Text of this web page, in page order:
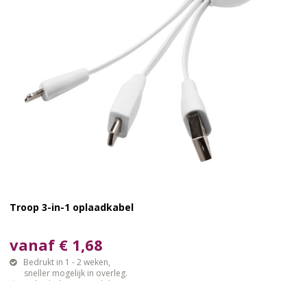
Troop 3-in-1 oplaadkabel
vanaf € 1,68
Bedrukt in 1 - 2 weken,
sneller mogelijk in overleg.